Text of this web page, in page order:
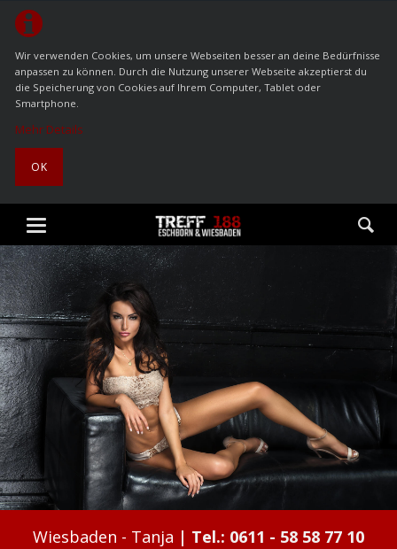
Wir verwenden Cookies, um unsere Webseiten besser an deine Bedürfnisse
anpassen zu können. Durch die Nutzung unserer Webseite akzeptierst du
die Speicherung von Cookies auf Ihrem Computer, Tablet oder
Smartphone.
Mehr Details
OK
Tanja